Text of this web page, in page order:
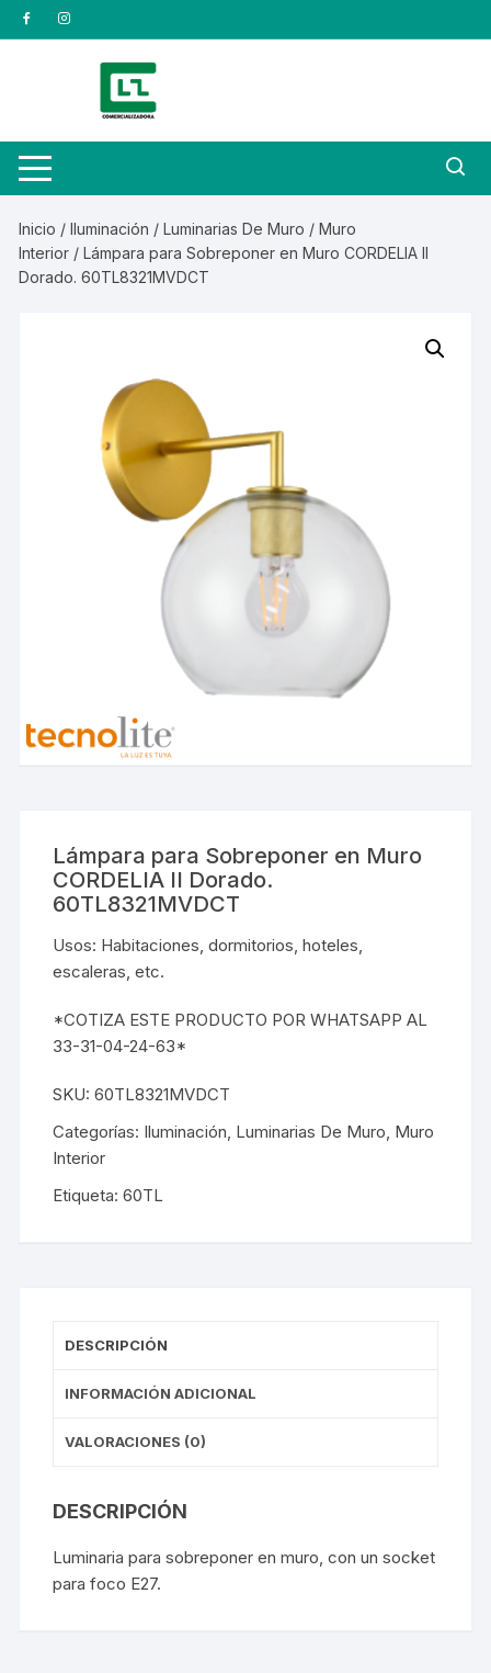
Saltar
al
Inicio /Iluminación /Luminarias De Muro /Muro
Interior / Lámpara para Sobreponer en Muro CORDELIA II
Dorado. 60TL8321MVDCT
Lámpara para Sobreponer en Muro
CORDELIA II Dorado.
60TL8321MVDCT
Usos: Habitaciones, dormitorios, hoteles,
escaleras, etc.
*COTIZA ESTE PRODUCTO POR WHATSAPP AL
33-31-04-24-63*
SKU:60TL8321MVDCT
Categorías: Iluminación Luminarias De Muro Muro
Interior
Etiqueta:60TL
DESCRIPCIÓN
INFORMACIÓN ADICIONAL
VALORACIONES (0)
DESCRIPCIÓN
Luminaria para sobreponer en muro, con un socket
para foco E27.